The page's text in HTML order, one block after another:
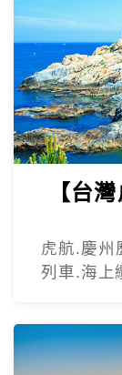
【台
虎航.慶州
列車.海上